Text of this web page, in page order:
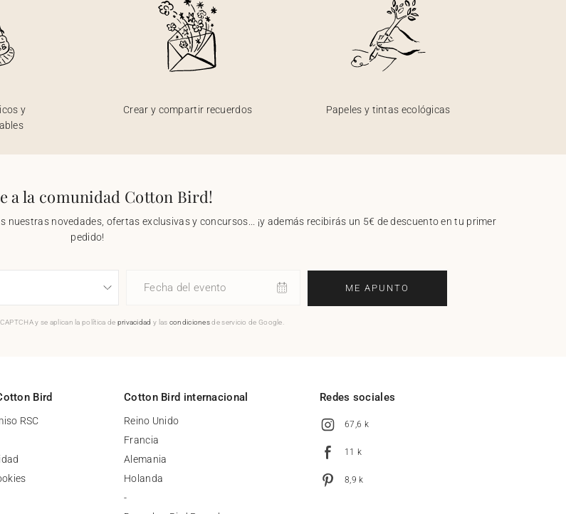
y
Crear y compartir recuerdos Papeles y tintas ecológicas
a la comunidad Cotton Bird!
novedades, ofertas exclusivas y concursos... ¡y además recibirás un 5€ de descuento en tu primer
pedido!
Fecha del evento ME APUNTO
y se aplican la política de privacidad y las condicionesde servicio de Google.
Bird
RSC
Cotton Bird internacional
Reino Unido
Francia
Alemania
Holanda
-
Redes sociales
67,6 k
11 k
8,9 k